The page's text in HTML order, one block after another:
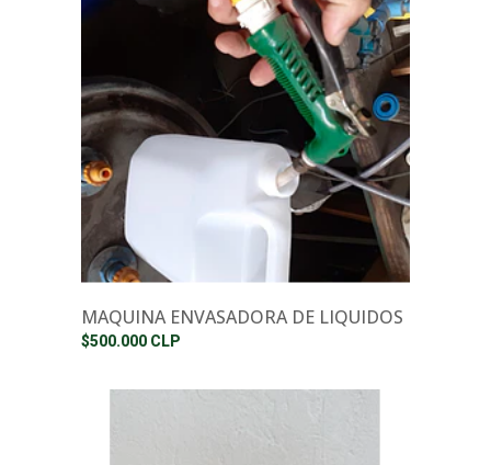
MAQUINA ENVASADORA DE LIQUIDOS
$500.000 CLP